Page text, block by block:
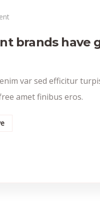
brands have
var sed efficitur
amet finibus eros.